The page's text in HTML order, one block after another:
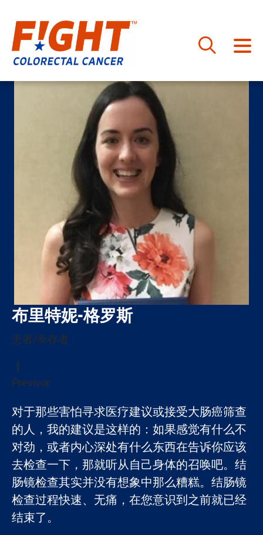
至
布里特妮-格罗斯
患者/幸存者
Previvor
对于那些害怕寻求医疗建议或接受大肠癌筛查
的人，我的建议是这样的：如果感觉有什么不
对劲，或者内心深处有什么东西在告诉你应该
去检查一下，那就听从自己身体的召唤吧。结
肠镜检查其实并没有想象中那么糟糕。结肠镜
检查过程快速、无痛，在您意识到之前就已经
结束了。